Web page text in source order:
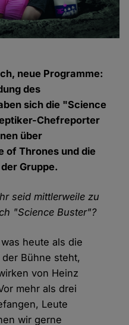
neue Programme:
des
sich die "Science
Chefreporter
über
of Thrones und die
Gruppe.
seid mittlerweile zu
"Science Buster"?
heute als die
Bühne steht,
von Heinz
mehr als drei
Leute
wir gerne